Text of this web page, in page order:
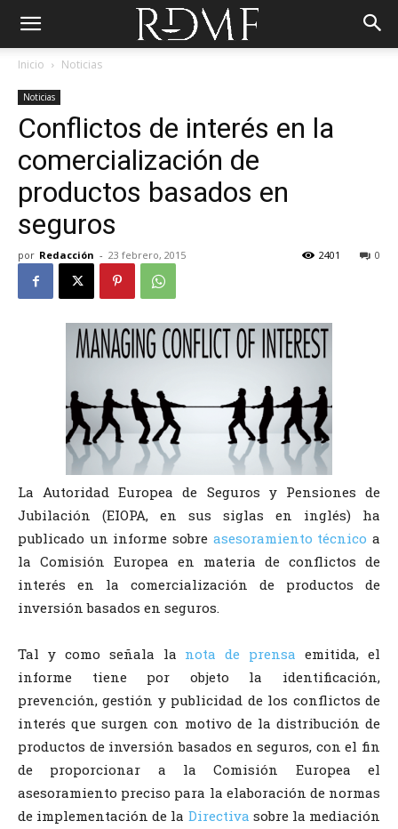
Inicio Noticias
Noticias
Conflictos de interés en la
comercialización de
productos basados en
seguros
por Redacción - 23 febrero, 2015 0
2401
La Autoridad Europea de Seguros y Pensiones de
Jubilación (EIOPA, en sus siglas en inglés) ha
publicado un informe sobre asesoramiento técnico a
la Comisión Europea en materia de conflictos de
interés en la comercialización de productos de
inversión basados en seguros.
Tal y como señala la nota de prensa emitida, el
informe tiene por objeto la identificación,
prevención, gestión y publicidad de los conflictos de
interés que surgen con motivo de la distribución de
productos de inversión basados en seguros, con el fin
de proporcionar a la Comisión Europea el
asesoramiento preciso para la elaboración de normas
de implementación de la Directiva sobre la mediación